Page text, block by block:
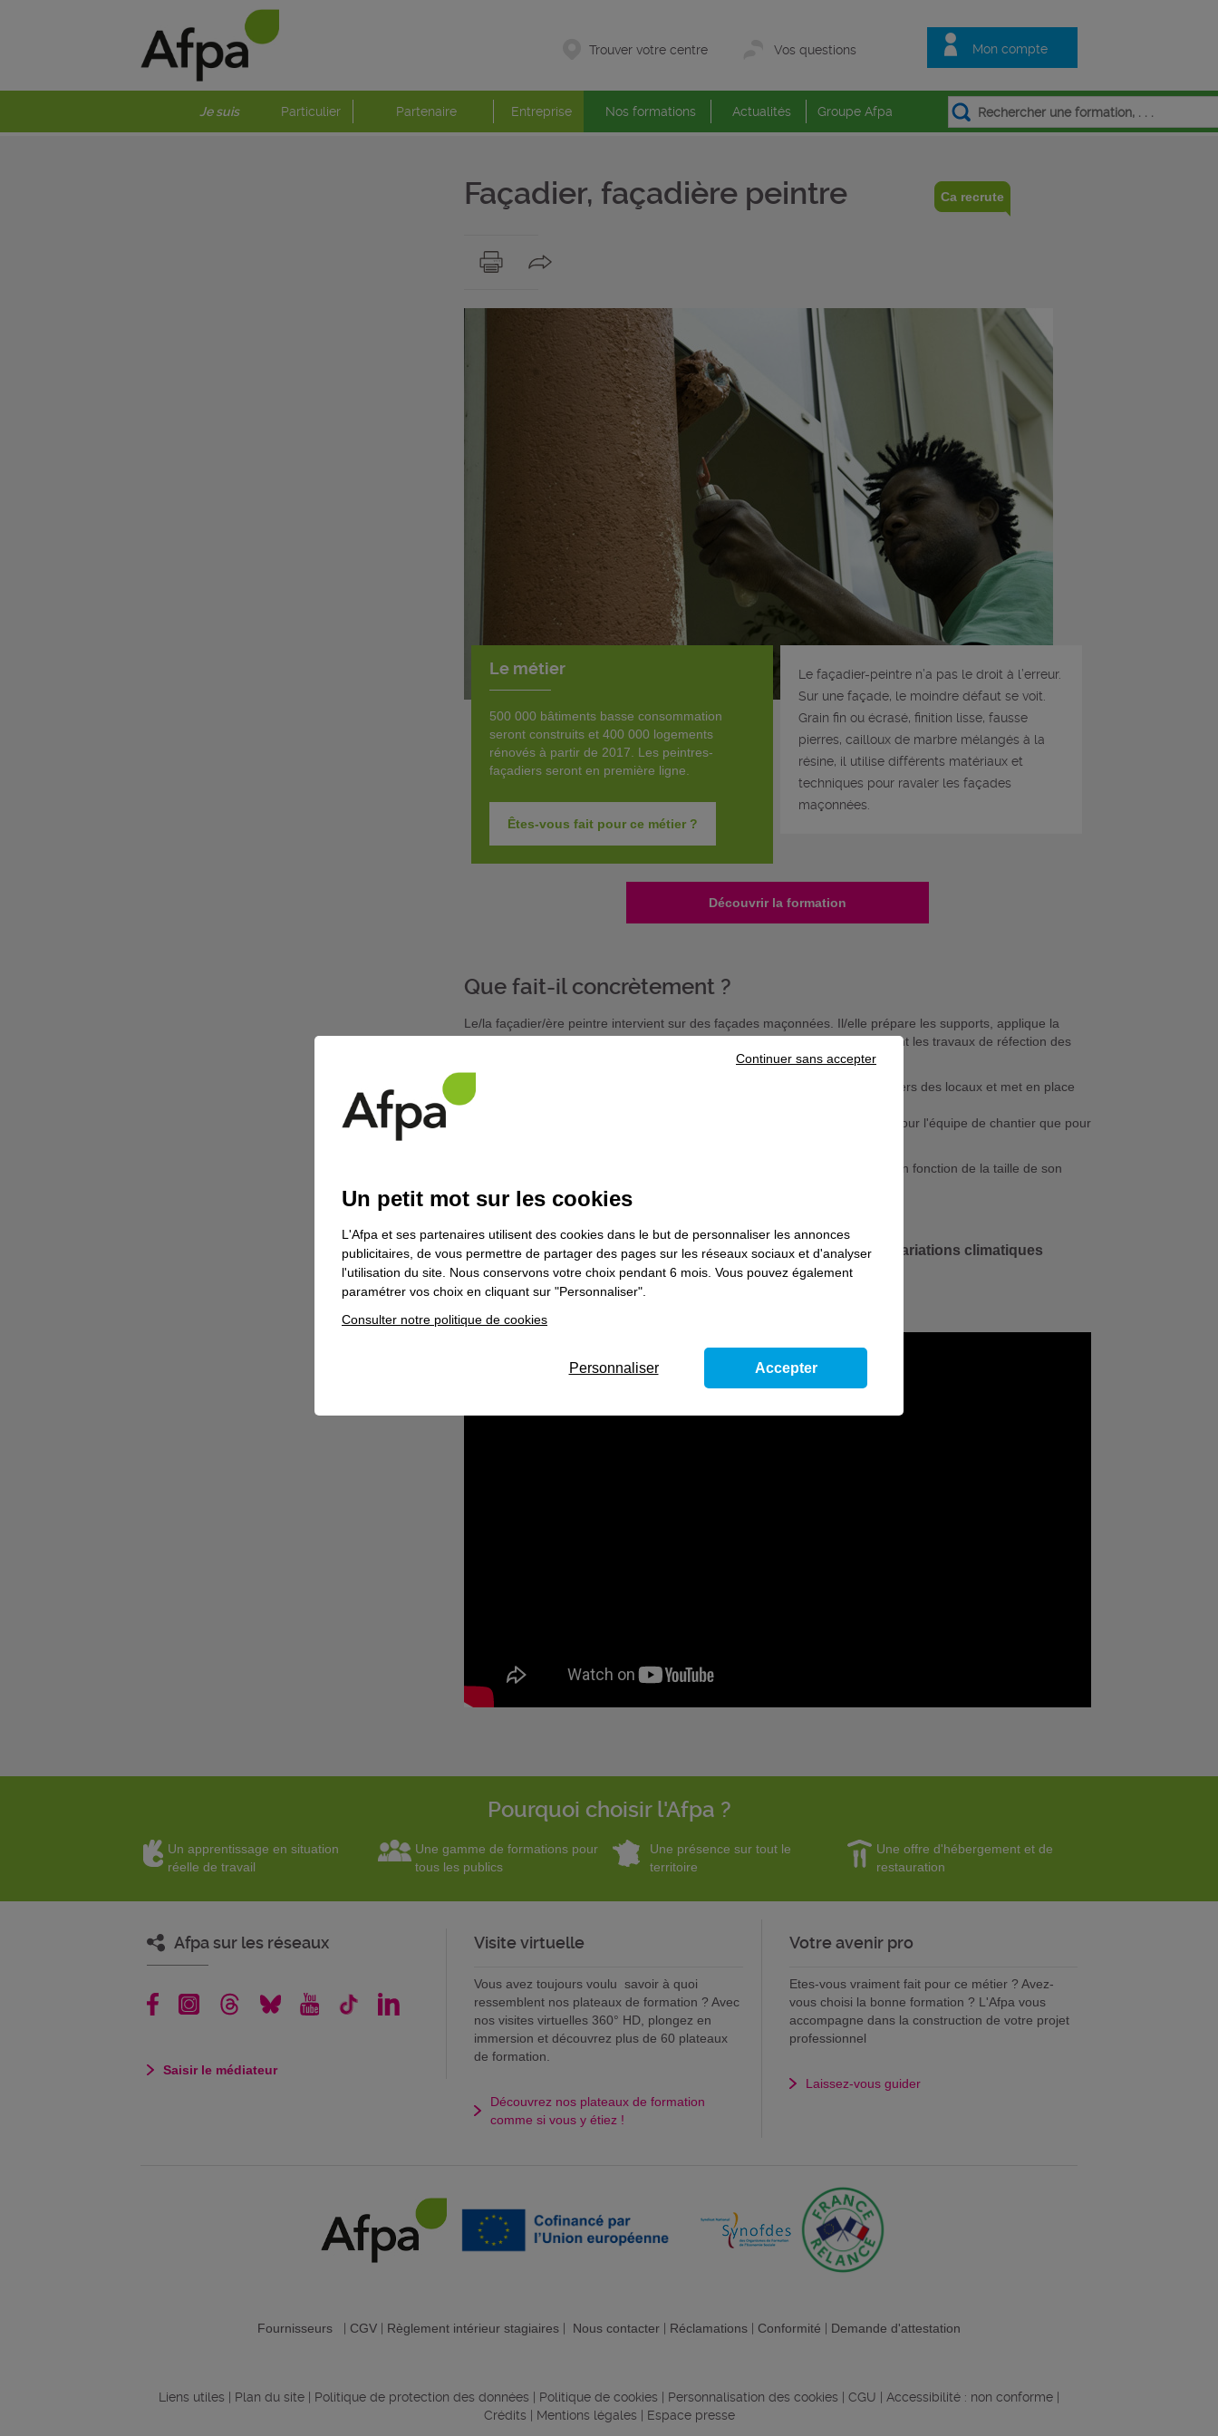
Mon compte
Trouver votre centre Vos questions
Je suis Particulier Partenaire Entreprise Nos formations Actualités Groupe Afpa
Façadier, façadière peintre Ca recrute
Le métier
500 000 bâtiments basse consommation
seront construits et 400 000 logements
rénovés à partir de 2017. Les peintres-
façadiers seront en première ligne.
Êtes-vous fait pour ce métier ?
Le façadier-peintre n’a pas le droit à l’erreur.
Sur une façade, le moindre défaut se voit.
Grain fin ou écrasé, finition lisse, fausse
pierres, cailloux de marbre mélangés à la
résine, il utilise différents matériaux et
techniques pour ravaler les façades
maçonnées.
Découvrir la formation
Que fait-il concrètement ?
Le/la façadier/ère peintre intervient sur des façades maçonnées. Il/elle prépare les supports, applique la
peinture sur les murs et les ouvertures. Son activité concerne essentiellement les travaux de réfection des
Avant tout démarrage de travaux, il/elle signale le chantier, informe les usagers des locaux et met en place
les systèmes de prévention (bruit,poussière, chutes d'eau, infiltrations...).
Il/elle installe les échafaudages dans le respect des règles de sécurité tant pour l'équipe de chantier que pour
Il/elle est amené/e à se déplacer fréquemment sur des distances variables en fonction de la taille de son
Aptitudes souhaitées : travail en hauteur, résistance aux variations climatiques
En images
Pourquoi choisir l'Afpa ?
Un apprentissage en situation
réelle de travail
Une gamme de formations pour
tous les publics
Une présence sur tout le
territoire
Une offre d'hébergement et de
restauration
Afpa sur les réseaux
Saisir le médiateur
Visite virtuelle
Vous avez toujours voulu savoir à quoi
ressemblent nos plateaux de formation ? Avec
nos visites virtuelles 360° HD, plongez en
immersion et découvrez plus de 60 plateaux
de formation.
Découvrez nos plateaux de formation
comme si vous y étiez !
Votre avenir pro
Etes-vous vraiment fait pour ce métier ? Avez-
vous choisi la bonne formation ? L'Afpa vous
accompagne dans la construction de votre projet
professionnel
Laissez-vous guider
Fournisseurs CGV Règlement intérieur stagiaires Nous contacter Réclamations Conformité Demande d'attestation
Liens utiles Plan du site Politique de protection des données Politique de cookies Personnalisation des cookies CGU Accessibilité : non conforme
Crédits
Mentions légales Espace presse
Un petit mot sur les cookies
L'Afpa et ses partenaires utilisent des cookies dans le but de personnaliser les annonces
publicitaires, de vous permettre de partager des pages sur les réseaux sociaux et d'analyser
l'utilisation du site. Nous conservons votre choix pendant 6 mois. Vous pouvez également
paramétrer vos choix en cliquant sur "Personnaliser".
Consulter notre politique de cookies
Continuer sans accepter
Personnaliser Accepter